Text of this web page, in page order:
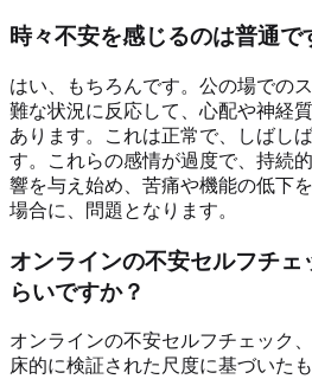
時々不安を感じるのは普通で
はい、もちろんです。公の場での
難な状況に反応して、心配や神経
あります。これは正常で、しばし
す。これらの感情が過度で、持続
響を与え始め、苦痛や機能の低下
場合に、問題となります。
オンラインの不安セルフチェ
らいですか？
オンラインの不安セルフチェック
床的に検証された尺度に基づいた